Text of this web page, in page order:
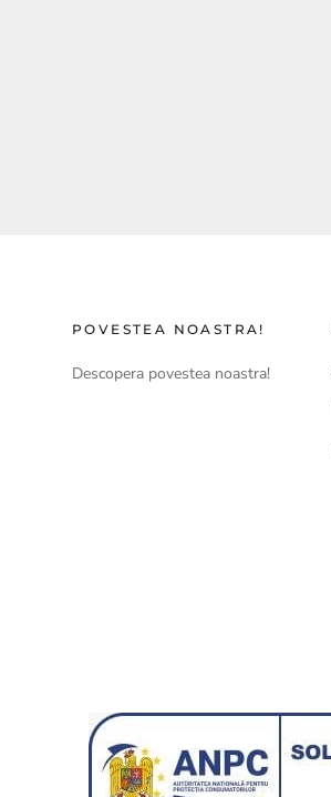
POVESTEA NOASTRA!
Descopera povestea noastra!